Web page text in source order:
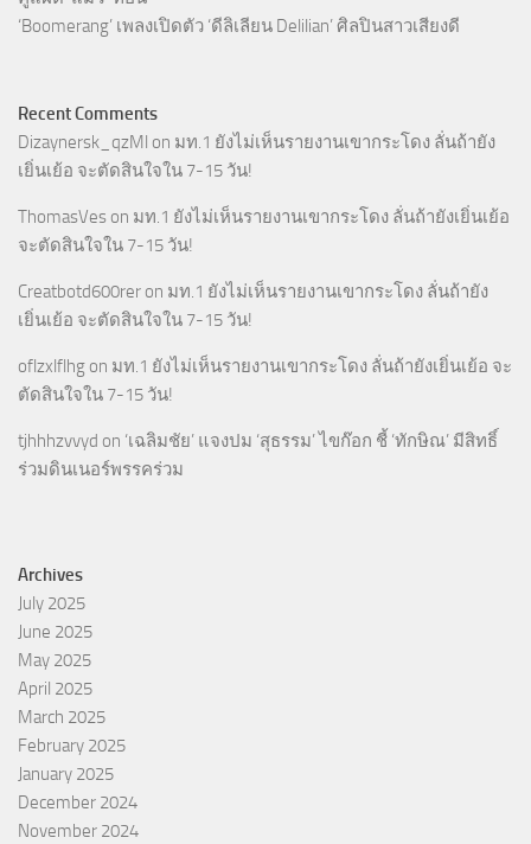
‘Boomerang’ เพลงเปิดตัว ‘ดีลิเลียน Delilian’ ศิลปินสาวเสียงดี
Recent Comments
Dizaynersk_qzMl on มท.1 ยังไม่เห็นรายงานเขากระโดง ลั่นถ้ายัง
เยิ่นเย้อ จะตัดสินใจใน 7-15 วัน!
ThomasVes on มท.1 ยังไม่เห็นรายงานเขากระโดง ลั่นถ้ายังเยิ่นเย้อ
จะตัดสินใจใน 7-15 วัน!
Creatbotd600rer on มท.1 ยังไม่เห็นรายงานเขากระโดง ลั่นถ้ายัง
เยิ่นเย้อ จะตัดสินใจใน 7-15 วัน!
oflzxlflhg on มท.1 ยังไม่เห็นรายงานเขากระโดง ลั่นถ้ายังเยิ่นเย้อ จะ
ตัดสินใจใน 7-15 วัน!
tjhhhzvvyd on ‘เฉลิมชัย’ แจงปม ‘สุธรรม’ ไขก๊อก ชี้ ‘ทักษิณ’ มีสิทธิ์
ร่วมดินเนอร์พรรคร่วม
Archives
July 2025
June 2025
May 2025
April 2025
March 2025
February 2025
January 2025
December 2024
November 2024